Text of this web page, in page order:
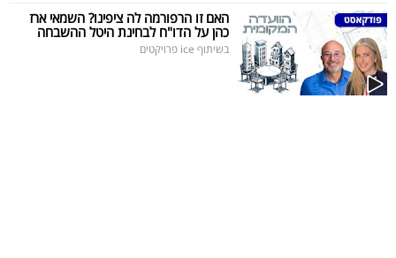
שיתופי
פעולה
האם זו הרפורמה לה ציפינו? השמאי ארז
כהן על הדו"ח לבחינת היטל ההשבחה
בשיתוף ice פרויקטים